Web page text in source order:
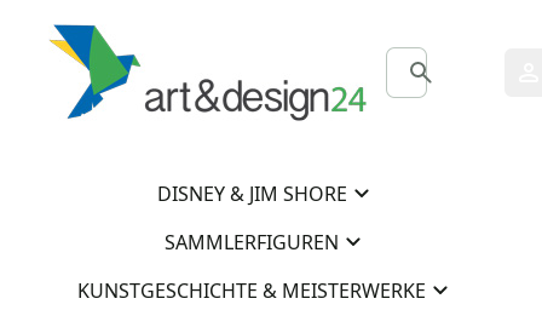
DISNEY & JIM SHORE
SAMMLERFIGUREN
KUNSTGESCHICHTE & MEISTERWERKE